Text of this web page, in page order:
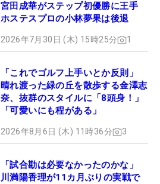
宮田成華がステップ初優勝に王手
ホステスプロの小林夢果は後退
2026年7月30日 (木) 15時25分 1
「これでゴルフ上手いとか反則」
晴れ渡った緑の丘を散歩する金澤志
奈、抜群のスタイルに「8頭身！」
「可愛いにも程がある」
2026年8月6日 (木) 11時36分 3
「試合勘は必要なかったのかな」
川満陽香理が11カ月ぶりの実戦で